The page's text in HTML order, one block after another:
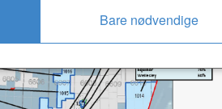
Bare nødvendige